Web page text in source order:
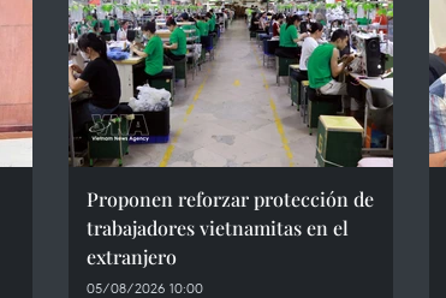
Proponen reforzar protección de
trabajadores vietnamitas en el
extranjero
05/08/2026 10:00